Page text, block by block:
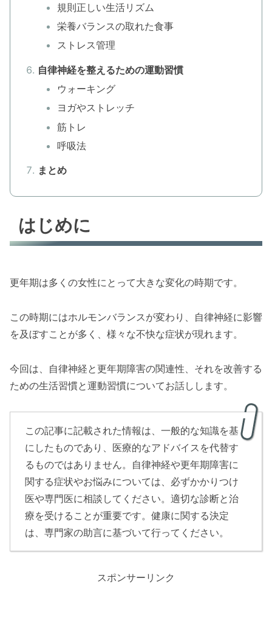
規則正しい生活リズム
栄養バランスの取れた食事
ストレス管理
自律神経を整えるための運動習慣
ウォーキング
ヨガやストレッチ
筋トレ
呼吸法
まとめ
はじめに
更年期は多くの女性にとって大きな変化の時期です。
この時期にはホルモンバランスが変わり、自律神経に影響
を及ぼすことが多く、様々な不快な症状が現れます。
今回は、自律神経と更年期障害の関連性、それを改善する
ための生活習慣と運動習慣についてお話しします。
この記事に記載された情報は、一般的な知識を基
にしたものであり、医療的なアドバイスを代替す
るものではありません。自律神経や更年期障害に
関する症状やお悩みについては、必ずかかりつけ
医や専門医に相談してください。適切な診断と治
療を受けることが重要です。健康に関する決定
は、専門家の助言に基づいて行ってください。
スポンサーリンク